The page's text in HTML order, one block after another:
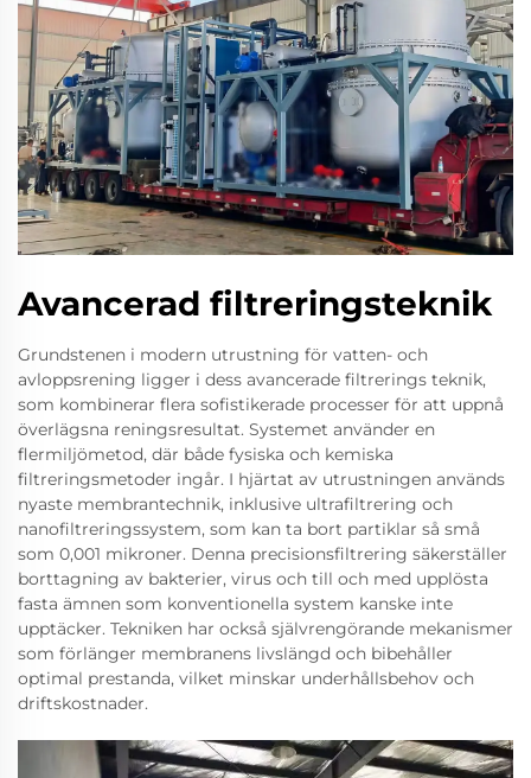
Avancerad filtreringsteknik
Grundstenen i modern utrustning för vatten- och
avloppsrening ligger i dess avancerade filtrerings teknik,
som kombinerar flera sofistikerade processer för att uppnå
överlägsna reningsresultat. Systemet använder en
flermiljömetod, där både fysiska och kemiska
filtreringsmetoder ingår. I hjärtat av utrustningen används
nyaste membrantechnik, inklusive ultrafiltrering och
nanofiltreringssystem, som kan ta bort partiklar så små
som 0,001 mikroner. Denna precisionsfiltrering säkerställer
borttagning av bakterier, virus och till och med upplösta
fasta ämnen som konventionella system kanske inte
upptäcker. Tekniken har också självrengörande mekanismer
som förlänger membranens livslängd och bibehåller
optimal prestanda, vilket minskar underhållsbehov och
driftskostnader.